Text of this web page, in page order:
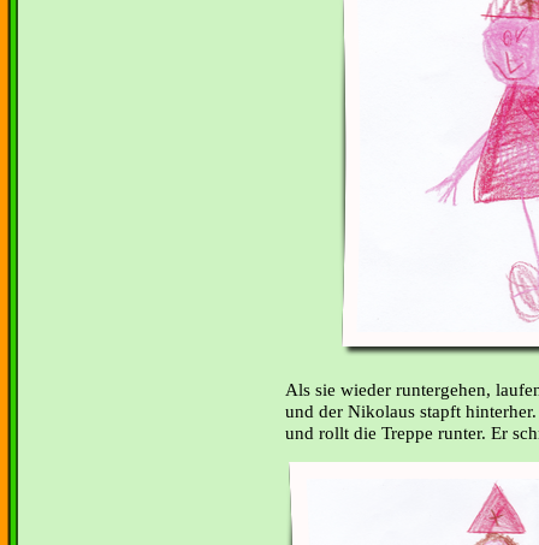
Als sie wieder runtergehen,
und der Nikolaus stapft
und rollt die Treppe runter. Er